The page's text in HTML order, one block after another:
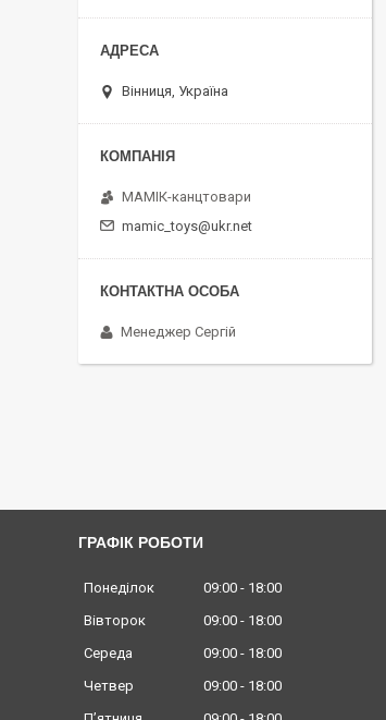
Вінниця, Україна
МАМІК-канцтовари
mamic_toys@ukr.net
Менеджер Сергій
ГРАФІК РОБОТИ
Понеділок 09:00
18:00
Вівторок
09:00
18:00
Середа
09:00
18:00
Четвер
09:00
18:00